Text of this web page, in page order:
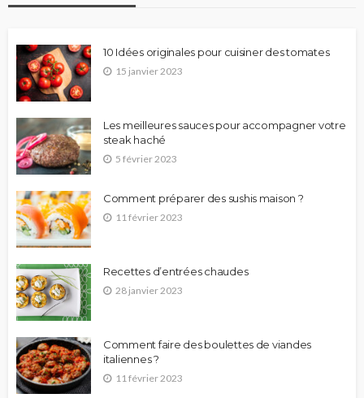
10 Idées originales pour cuisiner des tomates
15 janvier 2023
Les meilleures sauces pour accompagner votre
steak haché
5 février 2023
Comment préparer des sushis maison ?
11 février 2023
Recettes d’entrées chaudes
28 janvier 2023
Comment faire des boulettes de viandes
italiennes ?
11 février 2023